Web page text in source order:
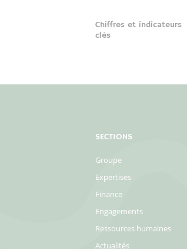
Chiffres et indicateurs
clés
SECTIONS
Groupe
Expertises
Finance
Engagements
Ressources humaines
Actualités